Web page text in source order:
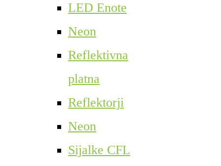
LED Enote
Neon
Reflektivna
platna
Reflektorji
Neon
Sijalke CFL